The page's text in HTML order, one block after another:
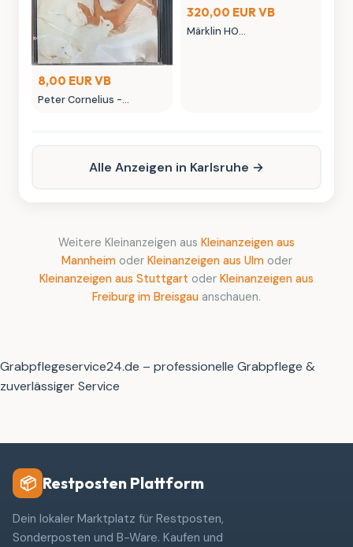
8,00 EUR VB
Peter Cornelius -
320,00 EUR VB
Märklin HO
Alle Anzeigen in Karlsruhe →
Weitere Kleinanzeigen aus Kleinanzeigen aus
Mannheimoder Kleinanzeigen aus Ulmoder
Kleinanzeigen aus Stuttgart oder Kleinanzeigen aus
Freiburg im Breisgau anschauen.
Grabpflegeservice24.de – professionelle Grabpflege &
zuverlässiger Service
📦 Restposten Plattform
Dein lokaler Marktplatz für Restposten,
Sonderposten und B-Ware. Kaufen und